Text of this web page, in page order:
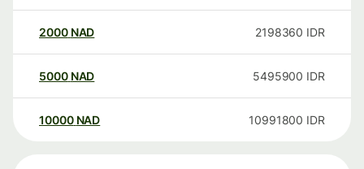
2000 NAD 2198360 IDR
5000 NAD 5495900 IDR
10000 NAD 10991800 IDR